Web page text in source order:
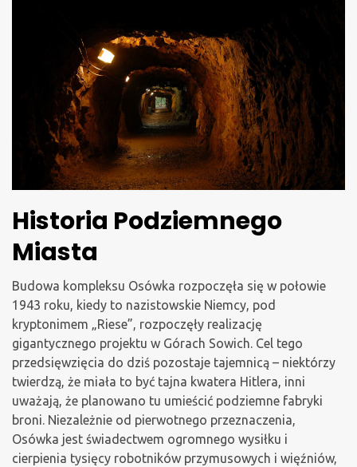
Historia Podziemnego
Miasta
Budowa kompleksu Osówka rozpoczęła się w połowie
1943 roku, kiedy to nazistowskie Niemcy, pod
kryptonimem „Riese”, rozpoczęły realizację
gigantycznego projektu w Górach Sowich. Cel tego
przedsięwzięcia do dziś pozostaje tajemnicą – niektórzy
twierdzą, że miała to być tajna kwatera Hitlera, inni
uważają, że planowano tu umieścić podziemne fabryki
broni. Niezależnie od pierwotnego przeznaczenia,
Osówka jest świadectwem ogromnego wysiłku i
cierpienia tysięcy robotników przymusowych i więźniów,